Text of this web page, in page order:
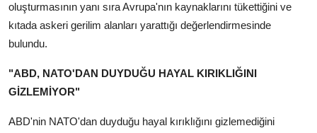
oluşturmasının yanı sıra Avrupa'nın kaynaklarını tükettiğini ve
kıtada askeri gerilim alanları yarattığı değerlendirmesinde
bulundu.
"ABD, NATO'DAN DUYDUĞU HAYAL KIRIKLIĞINI
GİZLEMİYOR"
ABD'nin NATO'dan duyduğu hayal kırıklığını gizlemediğini